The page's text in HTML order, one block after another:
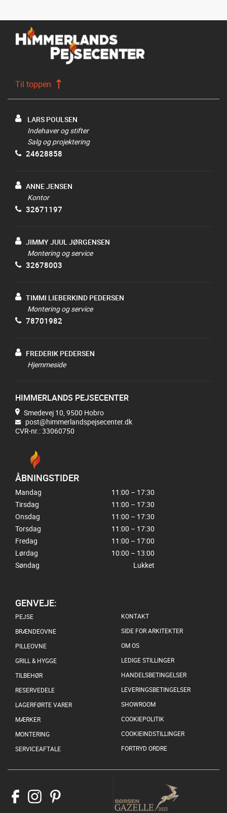
Til toppen
LARS POULSEN
Indehaver og stifter
Salg og projektering
24628858
ANNE JENSEN
Kontor
32671197
JIMMY JUUL JØRGENSEN
Montering og service
32678003
TIMMI LIEBERKIND PEDERSEN
Montering og service
78701982
FREDERIK PEDERSEN
Hjemmeside
HIMMERLANDS PEJSECENTER
Smedevej 10, 9500 Hobro
post@himmerlandspejsecenter.dk
CVR-nr.: 33060750
ÅBNINGSTIDER
Mandag
11:00 – 17:30
Tirsdag
11:00 – 17:30
Onsdag
11:00 – 17:30
Torsdag
11:00 – 17:30
Fredag
11:00 – 17:00
Lørdag
10:00 – 13:00
Søndag
Lukket
GENVEJE:
PEJSE
BRÆNDEOVNE
PILLEOVNE
GRILL & HYGGE
TILBEHØR
RESERVEDELE
LAGERFØRTE VARER
MÆRKER
MONTERING
SERVICEAFTALE
KONTAKT
SIDE FOR ARKITEKTER
OM OS
LEDIGE STILLINGER
HANDELSBETINGELSER
LEVERINGSBETINGELSER
SHOWROOM
COOKIEPOLITIK
COOKIEINDSTILLINGER
FORTRYD ORDRE